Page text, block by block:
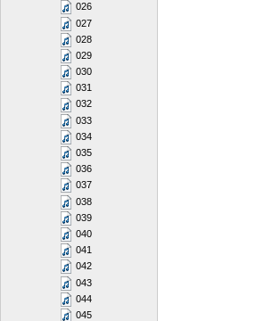
026
027
028
029
030
031
032
033
034
035
036
037
038
039
040
041
042
043
044
045